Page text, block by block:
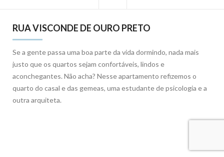
RUA VISCONDE DE OURO PRETO
Se a gente passa uma boa parte da vida dormindo, nada mais
justo que os quartos sejam confortáveis, lindos e
aconchegantes. Não acha? Nesse apartamento refizemos o
quarto do casal e das gemeas, uma estudante de psicologia e a
outra arquiteta.